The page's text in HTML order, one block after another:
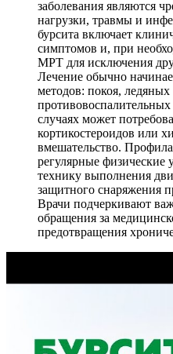
заболевания являются
нагрузки, травмы и
бурсита включает
симптомов и, при
МРТ для исключения
Лечение обычно
методов: покоя, ледяных
случаях может
кортикостероидов или
вмешательство.
регулярные
технику выполнения
защитного снаряжения
Врачи подчеркивают
обращения за
предотвращения